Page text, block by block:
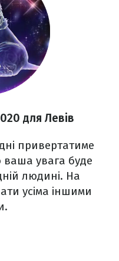
для Левів
привертатиме
ваша увага буде
людині. На
усіма іншими